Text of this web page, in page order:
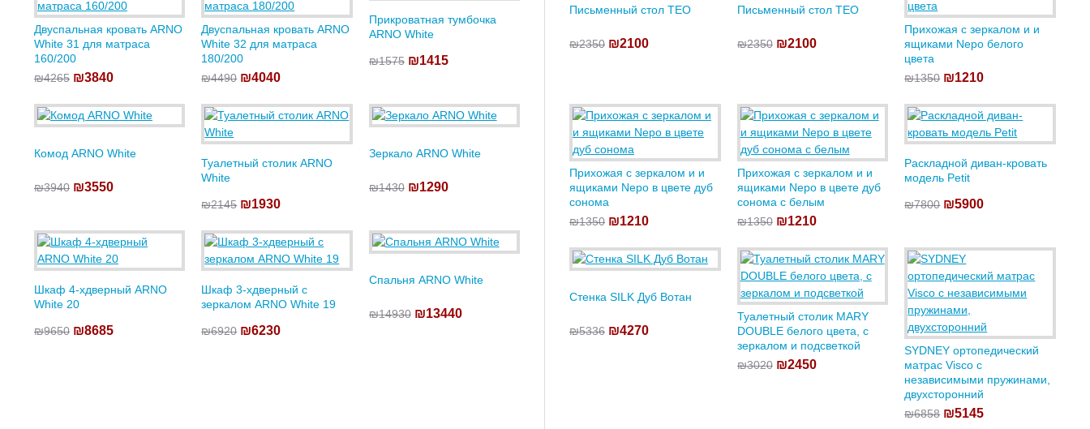
Двуспальная кровать ARNO
White 31 для матраса
160/200
₪4265 ₪3840
Двуспальная кровать ARNO
White 32 для матраса
180/200
₪4490 ₪4040
Прикроватная тумбочка
ARNO White
₪1575 ₪1415
Комод ARNO White
₪3940 ₪3550
Туалетный столик ARNO
White
₪2145 ₪1930
Зеркало ARNO White
₪1430 ₪1290
Шкаф 4-хдверный ARNO
White 20
₪9650 ₪8685
Шкаф 3-хдверный с
зеркалом ARNO White 19
₪6920 ₪6230
Спальня ARNO White
₪14930 ₪13440
Письменный стол TEO
₪2350 ₪2100
Письменный стол TEO
₪2350 ₪2100
Прихожая с зеркалом и и
ящиками Nepo белого
цвета
₪1350 ₪1210
Прихожая с зеркалом и и
ящиками Nepo в цвете дуб
сонома
₪1350 ₪1210
Прихожая с зеркалом и и
ящиками Nepo в цвете дуб
сонома с белым
₪1350 ₪1210
Раскладной диван-кровать
модель Petit
₪7800 ₪5900
Стенка SILK Дуб Вотан
₪5336 ₪4270
Туалетный столик MARY
DOUBLE белого цвета, с
зеркалом и подсветкой
₪3020 ₪2450
SYDNEY ортопедический
матрас Visco с
независимыми пружинами,
двухсторонний
₪6858 ₪5145